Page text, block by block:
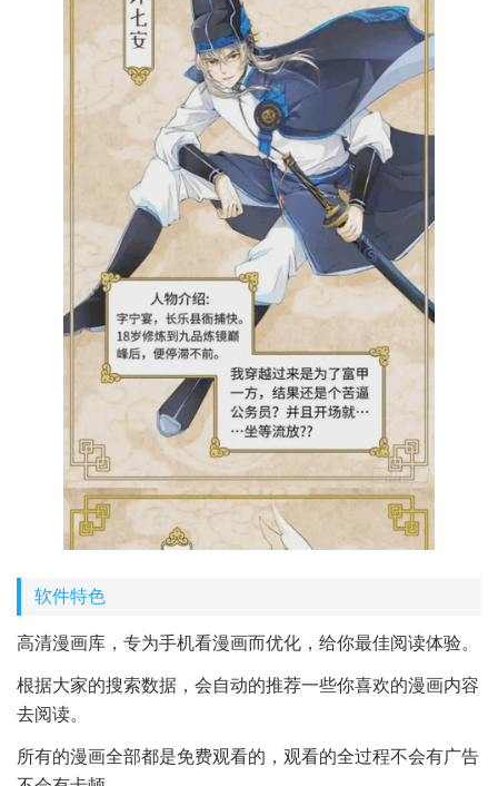
软件特色
高清漫画库，专为手机看漫画而优化，给你最佳阅读体验。
根据大家的搜索数据，会自动的推荐一些你喜欢的漫画内容
去阅读。
所有的漫画全部都是免费观看的，观看的全过程不会有广告